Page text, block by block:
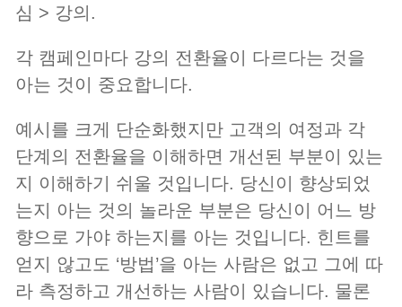
심 > 강의.
각 캠페인마다 강의 전환율이 다르다는 것을
아는 것이 중요합니다.
예시를 크게 단순화했지만 고객의 여정과 각
단계의 전환율을 이해하면 개선된 부분이 있는
지 이해하기 쉬울 것입니다. 당신이 향상되었
는지 아는 것의 놀라운 부분은 당신이 어느 방
향으로 가야 하는지를 아는 것입니다. 힌트를
얻지 않고도 ‘방법’을 아는 사람은 없고 그에 따
라 측정하고 개선하는 사람이 있습니다. 물론